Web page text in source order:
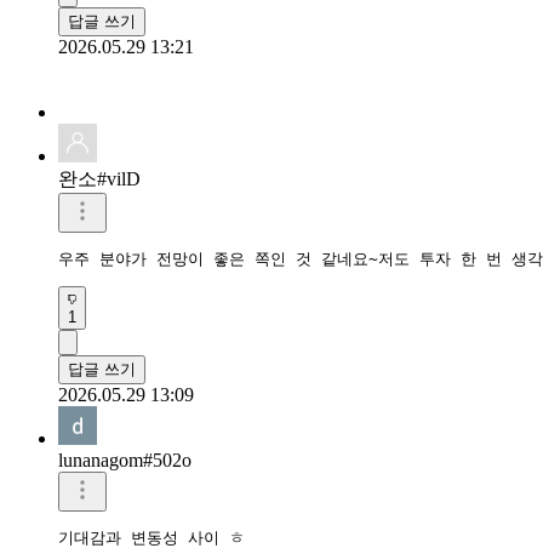
답글 쓰기
2026.05.29 13:21
완소#vilD
우주 분야가 전망이 좋은 쪽인 것 같네요~저도 투자 한 번 생각
1
답글 쓰기
2026.05.29 13:09
lunanagom#502o
기대감과 변동성 사이 ㅎ